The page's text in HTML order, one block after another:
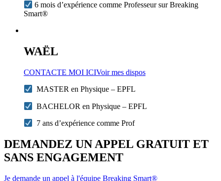
6 mois d’expérience comme Professeur sur Breaking
Smart®
WAËL
CONTACTE MOI ICIVoir mes dispos
MASTER en Physique – EPFL
BACHELOR en Physique – EPFL
7 ans d’expérience comme Prof
DEMANDEZ UN APPEL GRATUIT ET
SANS ENGAGEMENT
Je demande un appel à l'équipe Breaking Smart®